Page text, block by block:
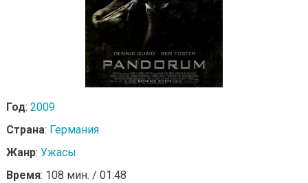
Год: 2009
Страна: Германия
Жанр: Ужасы
Время: 108 мин. / 01:48